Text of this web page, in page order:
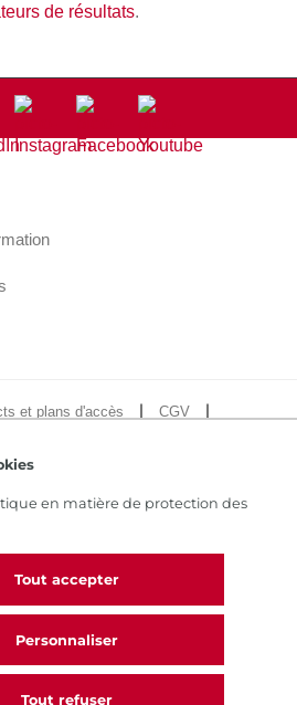
en matière de protection des
Tout accepter
Tout refuser
Personnaliser
de résultats.
et plans d'accès
CGV